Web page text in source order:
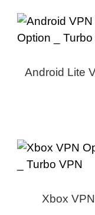
Android Lite
Xbox VPN